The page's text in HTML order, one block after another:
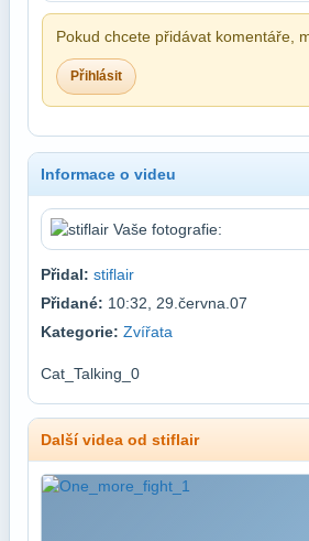
Pokud chcete přidávat komentáře,
Přihlásit
Informace o videu
Přidal: stiflair
Přidané: 10:32, 29.června.07
Kategorie: Zvířata
Cat_Talking_0
Další videa od stiflair